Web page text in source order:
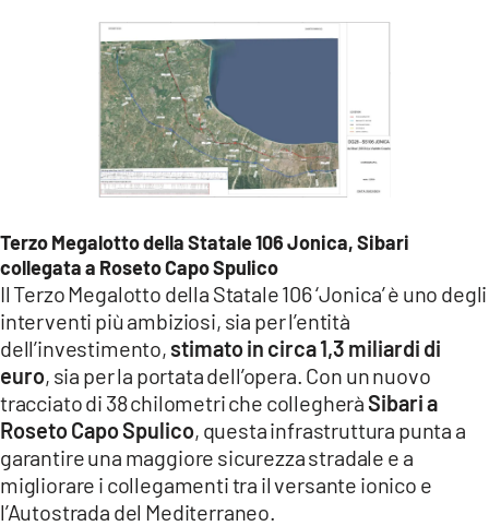
Terzo Megalotto della Statale 106 Jonica, Sibari
collegata a Roseto Capo Spulico
Il Terzo Megalotto della Statale 106 ‘Jonica’ è uno degli
interventi più ambiziosi, sia per l’entità
dell’investimento, stimato in circa 1,3 miliardi di
euro, sia per la portata dell’opera. Con un nuovo
tracciato di 38 chilometri che collegheràSibari a
Roseto Capo Spulico, questa infrastruttura punta a
garantire una maggiore sicurezza stradale e a
migliorare i collegamenti tra il versante ionico e
l’Autostrada del Mediterraneo.